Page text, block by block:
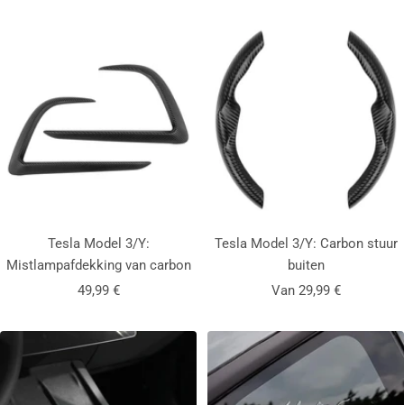
Tesla Model 3/Y:
Mistlampafdekking van carbon
Aanbiedingsprijs
49,99 €
Tesla Model 3/Y: Carbon stuur
buiten
Aanbiedingsprijs
Van 29,99 €